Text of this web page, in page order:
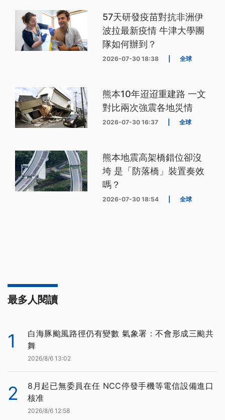
57天研發疫苗對抗非洲伊
波拉最新疫情 牛津大學團
隊如何辦到？
2026-07-30 18:38 全球
熊本10年迢迢重建路 一文
對比兩次強震各地災情
2026-07-30 16:37 全球
熊本地震高架橋錯位卻沒
垮 是「防落橋」裝置奏效
嗎？
2026-07-30 18:54 全球
最多人閱讀
1
白海豚颱風路徑仍有變數 氣象署：不會形成三颱共
舞
2026/8/6 13:02
2
8月起已無委員在任 NCC停發手機等電信設備進口
核准
2026/8/6 12:58